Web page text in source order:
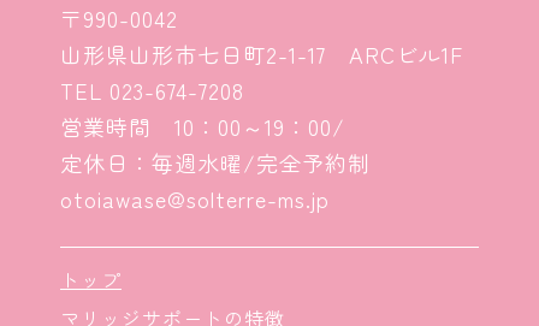
〒990-0042
山形県山形市七日町2-1-17 ARCビル1F
TEL 023-674-7208
営業時間 10：00～19：00/
定休日：毎週水曜/完全予約制
otoiawase@solterre-ms.jp
トップ
マリッジサポートの特徴